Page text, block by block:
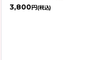
3,800円(税込)